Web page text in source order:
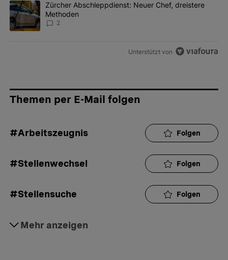
Ein Trendartikel mit dem Titel "Zürcher Abschleppdienst: Neuer
Zürcher Abschleppdienst: Neuer Chef, dreistere
Methoden
2
Unterstützt von
Themen per E-Mail folgen
#Arbeitszeugnis Folgen
#Stellenwechsel Folgen
#Stellensuche Folgen
Mehr anzeigen
#Vorgesetzte